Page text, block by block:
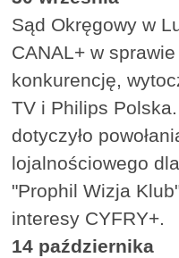
Sąd Okręgowy w
CANAL+ w
konkurencję,
TV i Philips
dotyczyło
lojalnościowego
"Prophil Wizja
interesy CYFRY+.
14 października